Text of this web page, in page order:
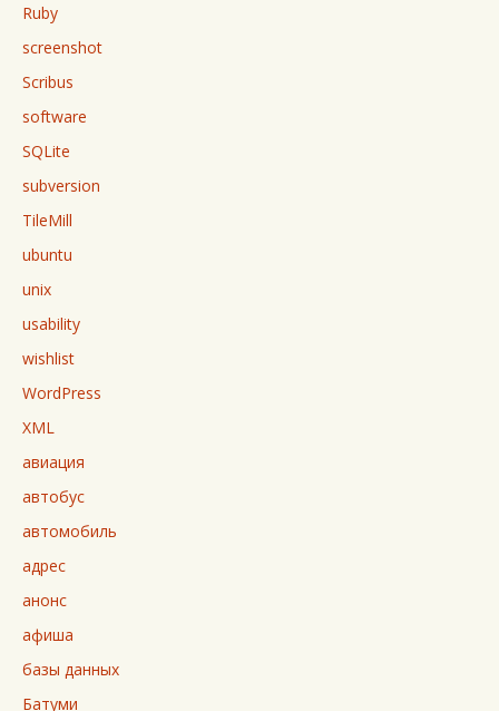
Ruby
screenshot
Scribus
software
SQLite
subversion
TileMill
ubuntu
unix
usability
wishlist
WordPress
XML
авиация
автобус
автомобиль
адрес
анонс
афиша
базы данных
Батуми